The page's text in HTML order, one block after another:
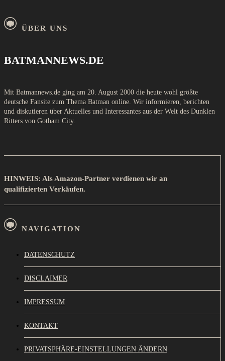
ÜBER UNS
BATMANNEWS.DE
Mit Batmannews.de ging am 20. August 2000 die heute wohl größte
deutsche Fansite zum Thema Batman online. Wir informieren, berichten
und diskutieren über Aktuelles und Interessantes aus der Welt des Dunklen
Ritters von Gotham City.
HINWEIS: Als Amazon-Partner verdienen wir an
qualifizierten Verkäufen.
NAVIGATION
DATENSCHUTZ
DISCLAIMER
IMPRESSUM
KONTAKT
PRIVATSPHÄRE-EINSTELLUNGEN ÄNDERN